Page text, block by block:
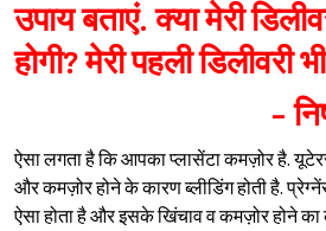
उपाय बताएं. क्या मेरी
होगी? मेरी पहलीडिलीवरी
-
ऐसा लगता है कि आपका प्लासेंटा कमज़ोर है.
और कमज़ोर होने के कारण ब्लीडिंग होती है.
ऐसा होता है और इसके खिंचाव व कमज़ोर होने